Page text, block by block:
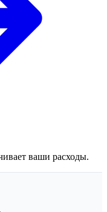
ваши расходы.